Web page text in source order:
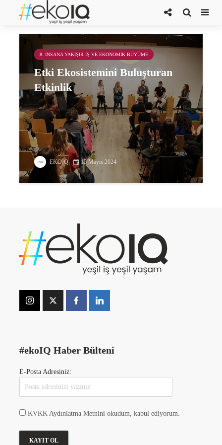
Homecoming
8. İNSANA YAKIŞIR İŞ VE EKONOMIK BÜYÜME
Etki Ekosistemini Buluşturan
Etkinlik
EKOIQ 15 Mayıs 2024
#ekoIQ Haber Bülteni
E-Posta Adresiniz:
KVKK Aydınlatma Metnini okudum, kabul ediyorum.